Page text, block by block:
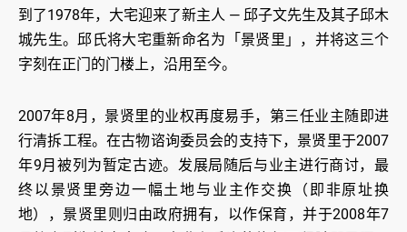
到了1978年，大宅迎来了新主人 — 邱子文先生及其子邱木
城先生。邱氏将大宅重新命名为「景贤里」，并将这三个
字刻在正门的门楼上，沿用至今。
2007年8月，景贤里的业权再度易手，第三任业主随即进
行清拆工程。在古物谘询委员会的支持下，景贤里于2007
年9月被列为暂定古迹。发展局随后与业主进行商讨，最
终以景贤里旁边一幅土地与业主作交换（即非原址换
地），景贤里则归由政府拥有，以作保育，并于2008年7